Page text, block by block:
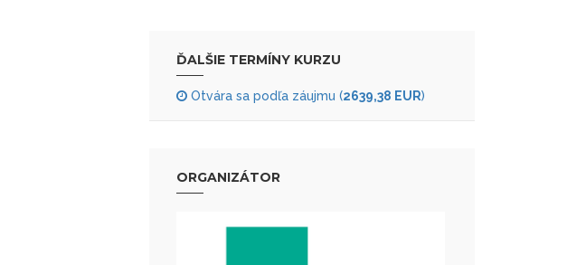
ĎALŠIE TERMÍNY KURZU
Otvára sa podľa záujmu (2639,38 EUR)
ORGANIZÁTOR